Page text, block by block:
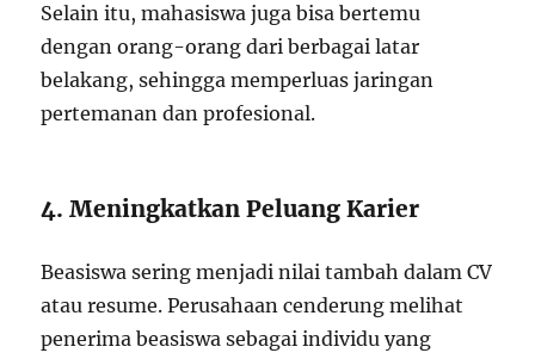
Selain itu, mahasiswa juga bisa bertemu
dengan orang-orang dari berbagai latar
belakang, sehingga memperluas jaringan
pertemanan dan profesional.
4. Meningkatkan Peluang Karier
Beasiswa sering menjadi nilai tambah dalam CV
atau resume. Perusahaan cenderung melihat
penerima beasiswa sebagai individu yang